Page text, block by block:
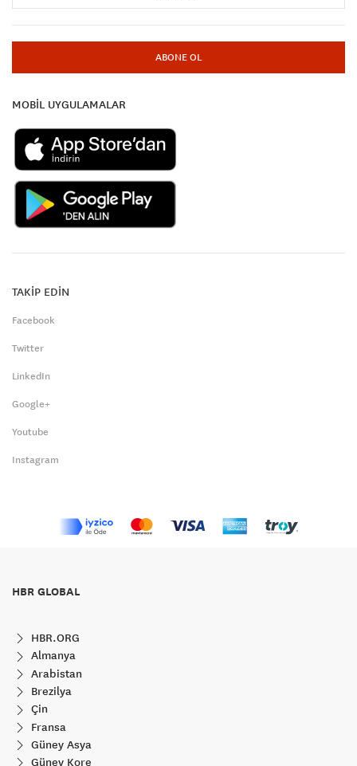
ABONE OL
MOBİL UYGULAMALAR
TAKİP EDİN
Facebook
Twitter
LinkedIn
Google+
Youtube
Instagram
HBR GLOBAL
HBR.ORG
Almanya
Arabistan
Brezilya
Çin
Fransa
Güney Asya
Güney Kore